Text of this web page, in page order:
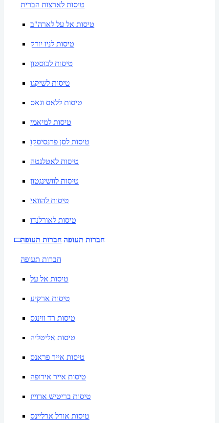
טיסות לארצות הברית
טיסות אל על לארה"ב
טיסות לניו יורק
טיסות לבוסטון
טיסות לשיקגו
טיסות ללאס וגאס
טיסות למיאמי
טיסות לסן פרנסיסקו
טיסות לאטלנטה
טיסות לוושינגטון
טיסות להוואי
טיסות לאורלנדו
חברות תעופה חברות תעופה
חברות תעופה
טיסות אל על
טיסות ארקיע
טיסות רד ווינגס
טיסות אליטליה
טיסות אייר פראנס
טיסות אייר אירופה
טיסות בריטיש ארוייז
טיסות אורל ארליינס